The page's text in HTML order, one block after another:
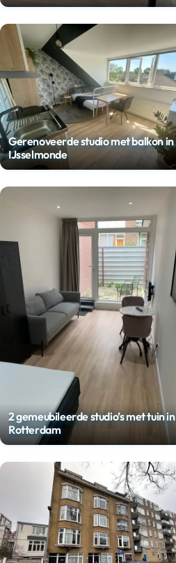
Gerenoveerde studio met balkon in
IJsselmonde
2 gemeubileerde studio’s met tuin in
Rotterdam